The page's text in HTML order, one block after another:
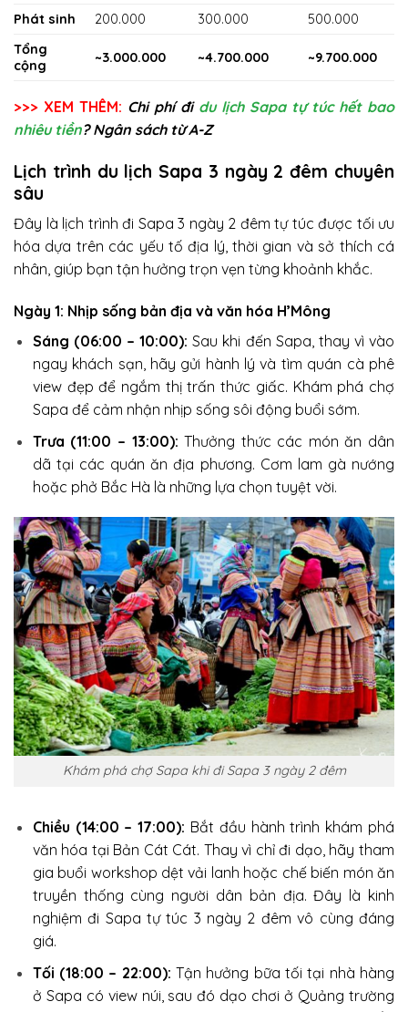
Phát sinh 200.000 300.000
500.000
Tổng
cộng
~3.000.000 ~4.700.000 ~9.700.000
>>> XEM THÊM: Chi phí đi du lịch Sapa tự túc hết bao
nhiêu tiền? Ngân sách từ A-Z
Lịch trình du lịch Sapa 3 ngày 2 đêm chuyên
sâu
Đây là lịch trình đi Sapa 3 ngày 2 đêm tự túc được tối ưu
hóa dựa trên các yếu tố địa lý, thời gian và sở thích cá
nhân, giúp bạn tận hưởng trọn vẹn từng khoảnh khắc.
Ngày 1: Nhịp sống bản địa và văn hóa H’Mông
Sáng (06:00 – 10:00): Sau khi đến Sapa, thay vì vào
ngay khách sạn, hãy gửi hành lý và tìm quán cà phê
view đẹp để ngắm thị trấn thức giấc. Khám phá chợ
Sapa để cảm nhận nhịp sống sôi động buổi sớm.
Trưa (11:00 – 13:00): Thưởng thức các món ăn dân
dã tại các quán ăn địa phương. Cơm lam gà nướng
hoặc phở Bắc Hà là những lựa chọn tuyệt vời.
Khám phá chợ Sapa khi đi Sapa 3 ngày 2 đêm
Chiều (14:00 – 17:00): Bắt đầu hành trình khám phá
văn hóa tại Bản Cát Cát. Thay vì chỉ đi dạo, hãy tham
gia buổi workshop dệt vải lanh hoặc chế biến món ăn
truyền thống cùng người dân bản địa. Đây là kinh
nghiệm đi Sapa tự túc 3 ngày 2 đêm vô cùng đáng
giá.
Tối (18:00 – 22:00): Tận hưởng bữa tối tại nhà hàng
ở Sapa có view núi, sau đó dạo chơi ở Quảng trường